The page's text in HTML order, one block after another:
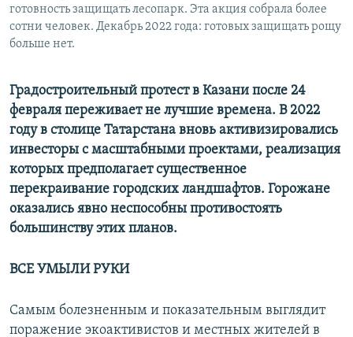
готовность защищать лесопарк. Эта акция собрала более
сотни человек. Декабрь 2022 года: готовых защищать рощу
больше нет.
Градостроительный протест в Казани после 24
февраля переживает не лучшие времена. В 2022
году в столице Татарстана вновь активизировались
инвесторы с масштабными проектами, реализация
которых предполагает существенное
перекраивание городских ландшафтов. Горожане
оказались явно неспособны противостоять
большинству этих планов.
ВСЕ УМЫЛИ РУКИ
Самым болезненным и показательным выглядит
поражение экоактивистов и местных жителей в